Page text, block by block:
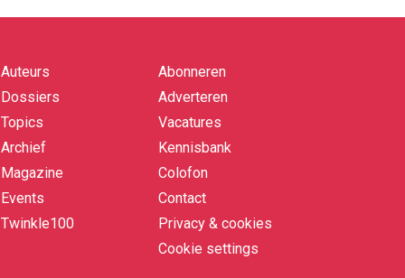
Quick
links
Auteurs
Dossiers
Topics
Archief
Magazine
Events
Twinkle100
Abonneren
Adverteren
Vacatures
Kennisbank
Colofon
Contact
Privacy & cookies
Cookie settings